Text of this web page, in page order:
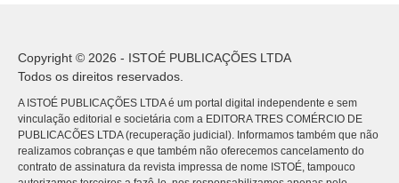
Copyright © 2026 - ISTOÉ PUBLICAÇÕES LTDA
Todos os direitos reservados.
A ISTOÉ PUBLICAÇÕES LTDA é um portal digital independente e sem
vinculação editorial e societária com a EDITORA TRES COMÉRCIO DE
PUBLICACÕES LTDA (recuperação judicial). Informamos também que não
realizamos cobranças e que também não oferecemos cancelamento do
contrato de assinatura da revista impressa de nome ISTOÉ, tampouco